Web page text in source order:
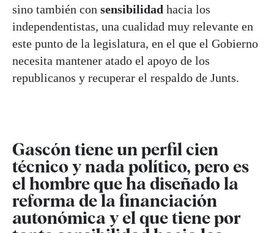
sino también con sensibilidad hacia los
independentistas, una cualidad muy relevante en
este punto de la legislatura, en el que el Gobierno
necesita mantener atado el apoyo de los
republicanos y recuperar el respaldo de Junts.
Gascón tiene un perfil cien
técnico y nada político, pero es
el hombre que ha diseñado la
reforma de la financiación
autonómica y el que tiene por